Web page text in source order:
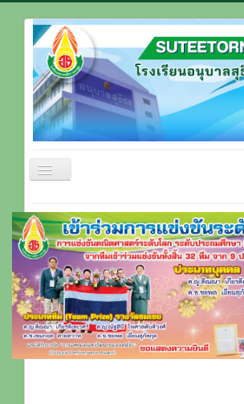
สลับ
เก
ชั่น
หน้าแรก
ข้อมูลโรงเรียน
บุคลากรโรงเรียน
ที่ตั้งโรงเรียน
ติดต่อโรงเรียน